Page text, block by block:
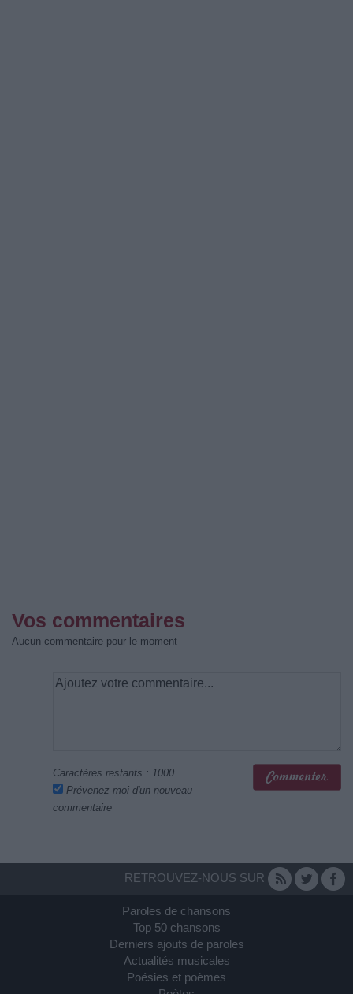
Vos commentaires
Aucun commentaire pour le moment
Caractères restants : 1000
Prévenez-moi d'un nouveau
commentaire
RETROUVEZ-NOUS SUR
Paroles de chansons
Top 50 chansons
Derniers ajouts de paroles
Actualités musicales
Poésies et poèmes